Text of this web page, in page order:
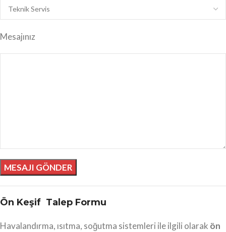
Mesajınız
Ön Keşif Talep Formu
Havalandırma, ısıtma, soğutma sistemleri ile ilgili olarak ön